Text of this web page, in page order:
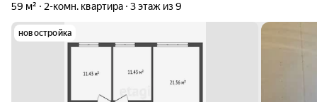
59 м² 2-комн. квартира 3 этаж из 9
новостройка